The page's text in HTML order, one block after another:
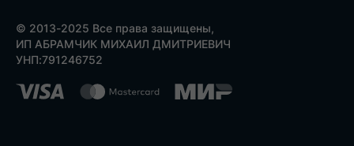
© 2013-2025 Все права защищены,
ИП АБРАМЧИК МИХАИЛ ДМИТРИЕВИЧ
УНП:791246752